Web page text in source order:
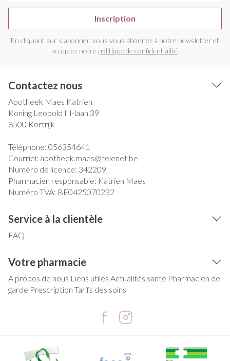
Inscription
En cliquant sur s'abonner, vous vous abonnez à notre newsletter et
acceptez notre politique de confidentialité.
Contactez nous
Apotheek Maes Katrien
Koning Leopold III-laan 39
8500 Kortrijk
Téléphone: 056354641
Courriel: apotheek.maes@telenet.be
Numéro de licence: 342209
Pharmacien responsable: Katrien Maes
Numéro TVA: BE0425070232
Service à la clientèle
FAQ
Votre pharmacie
A propos de nous Liens utiles Actualités santé Pharmacien de
garde Prescription Tarifs des soins